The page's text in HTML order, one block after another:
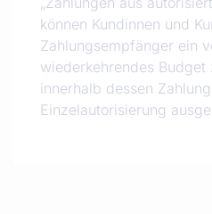
können Kundinnen und
Zahlungsempfänger ein
wiederkehrendes
innerhalb dessen
Einzelautorisierung